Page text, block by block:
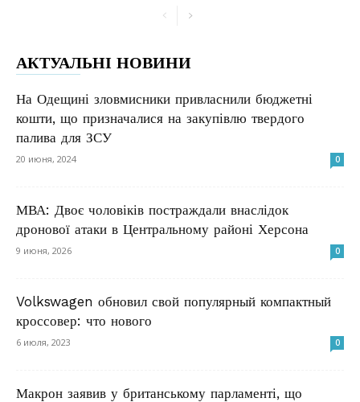
АКТУАЛЬНІ НОВИНИ
На Одещині зловмисники привласнили бюджетні
кошти, що призначалися на закупівлю твердого
палива для ЗСУ
20 июня, 2024 0
МВА: Двоє чоловіків постраждали внаслідок
дронової атаки в Центральному районі Херсона
9 июня, 2026 0
Volkswagen обновил свой популярный компактный
кроссовер: что нового
6 июля, 2023 0
Макрон заявив у британському парламенті, що